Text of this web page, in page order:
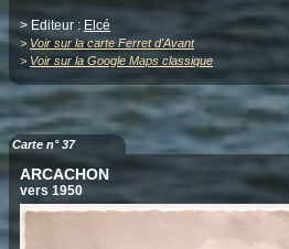
> Editeur : Elcé
> Voir sur la carte Ferret d'Avant
> Voir sur la Google Maps classique
Carte n° 37
ARCACHON
vers 1950